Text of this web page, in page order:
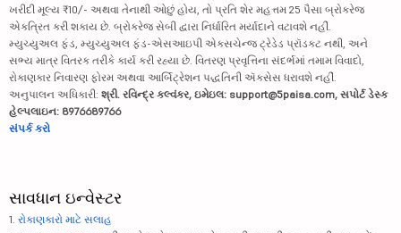
ખરીદી મૂલ્ય ₹10/- અથવા તેનાથી ઓછું હોય, તો પ્રતિ શેર મહત્તમ 25 પૈસા બ્રોકરેજ
એકત્રિત કરી શકાય છે. બ્રોકરેજ સેબી દ્વારા નિર્ધારિત મર્યાદાને વટાવશે નહીં.
મ્યુચ્યુઅલ ફંડ, મ્યુચ્યુઅલ ફંડ-એસઆઇપી એક્સચેન્જ ટ્રેડેડ પ્રૉડક્ટ નથી, અને
સભ્ય માત્ર વિતરક તરીકે કાર્ય કરી રહ્યા છે. વિતરણ પ્રવૃત્તિના સંદર્ભમાં તમામ વિવાદો,
રોકાણકાર નિવારણ ફોરમ અથવા આર્બિટ્રેશન પદ્ધતિની ઍક્સેસ ધરાવશે નહીં.
અનુપાલન અધિકારી: શ્રી. રવિન્દ્ર કલ્વંકર, ઇમેઇલ: support@5paisa.com, સપોર્ટ ડેસ્ક
હેલ્પલાઇન: 8976689766
સંપર્ક કરો
સાવધાન ઇન્વેસ્ટર
1. રોકાણકારો માટે સલાહ